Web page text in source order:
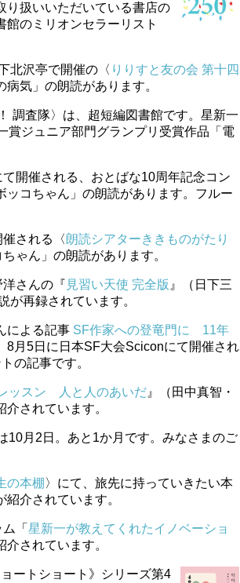
り扱いいただいている書店の
のミリオンセラーリスト
北沢亭で開催の〈 りりすと友の会 第十四
気」の朗読があります。
調査隊〉は、超短編図書館です。星新一
賞ジュニア部門グランプリ受賞作品「電
開催される、おとばな10周年記念コン
ッコちゃん」の朗読があります。フルー
される〈朗読シアターききものがたり
ゃん」の朗読があります。
さんの『 見習い天使 完全版 』（日下三
が再録されています。
による記事 SF作家への登竜門に 11年
8月5日に日本SF大会Sciconにて開催され
の記事です。
ッスン 人と人のあいだ 』（田中真智・
されています。
10月2日。あと1か月です。みなさまのご
の本棚 〉にて、旅先に持っていきたい本
介されています。
「 星新一が教えてくれたイノベーショ
されています。
ートショート》シリーズ第4